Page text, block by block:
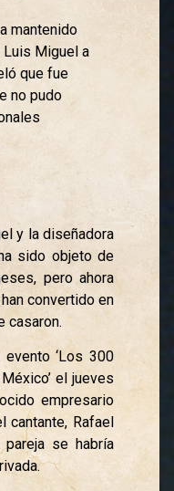
mantenido
Luis Miguel a
que fue
no pudo
y la diseñadora
sido objeto de
pero ahora
convertido en
casaron.
‘Los 300
el jueves
empresario
cantante, Rafael
pareja se habría